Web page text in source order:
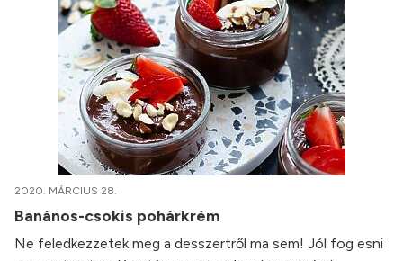
2020. MÁRCIUS 28.
Banános-csokis pohárkrém
Ne feledkezzetek meg a desszertről ma sem! Jól fog esni